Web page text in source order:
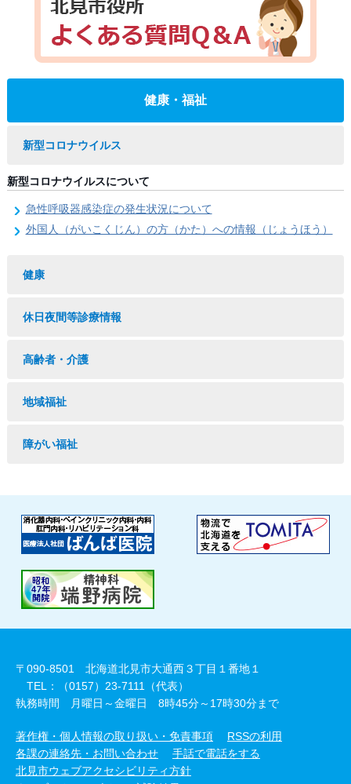
健康・福祉
新型コロナウイルス
新型コロナウイルスについて
急性呼吸器感染症の発生状況について
外国人（がいこくじん）の方（かた）への情報（じょうほう）
健康
休日夜間等診療情報
高齢者・介護
地域福祉
障がい福祉
〒090-8501 北海道北見市大通西３丁目１番地１
TEL：（0157）23-7111（代表）
執務時間 月曜日～金曜日 8時45分～17時30分まで
著作権・個人情報の取り扱い・免責事項
RSSの利用
各課の連絡先・お問い合わせ
手話で電話をする
北見市ウェブアクセシビリティ方針